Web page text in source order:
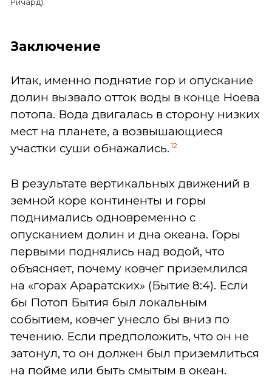
Заключение
Итак, именно поднятие гор и опускание
долин вызвало отток воды в конце Ноева
потопа. Вода двигалась в сторону низких
мест на планете, а возвышающиеся
участки суши обнажались. 12
В результате вертикальных движений в
земной коре континенты и горы
поднимались одновременно с
опусканием долин и дна океана. Горы
первыми поднялись над водой, что
объясняет, почему ковчег приземлился
на «горах Араратских» (Бытие 8:4). Если
бы Потоп Бытия был локальным
событием, ковчег унесло бы вниз по
течению. Если предположить, что он не
затонул, то он должен был приземлиться
на пойме или быть смытым в океан.